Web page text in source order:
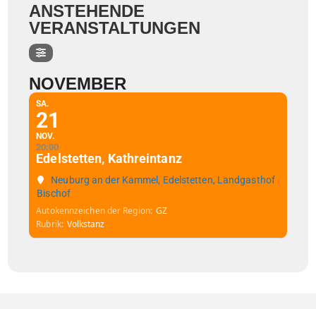
ANSTEHENDE
VERANSTALTUNGEN
NOVEMBER
SA.
21
NOV.
20:00
Edelstetten, Kathreintanz
Neuburg an der Kammel, Edelstetten, Landgasthof
Bischof
Autokennzeichen der Region GZ
Rubrik Volkstanz